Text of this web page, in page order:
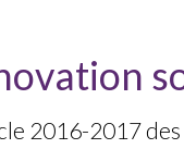
2016-2017